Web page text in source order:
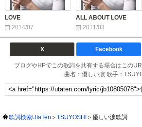
LOVE
2014/07
ALL ABOUT LOVE
2011/03
X Facebook
ブログやHPでこの歌詞を共有する場合はこの
曲名：優しい涙 歌手：
歌詞検索UtaTen TSUYOSHI 優しい涙歌詞